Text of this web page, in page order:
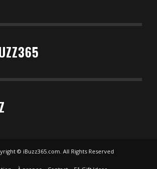
© iBuzz365.com. All Rights Reserved